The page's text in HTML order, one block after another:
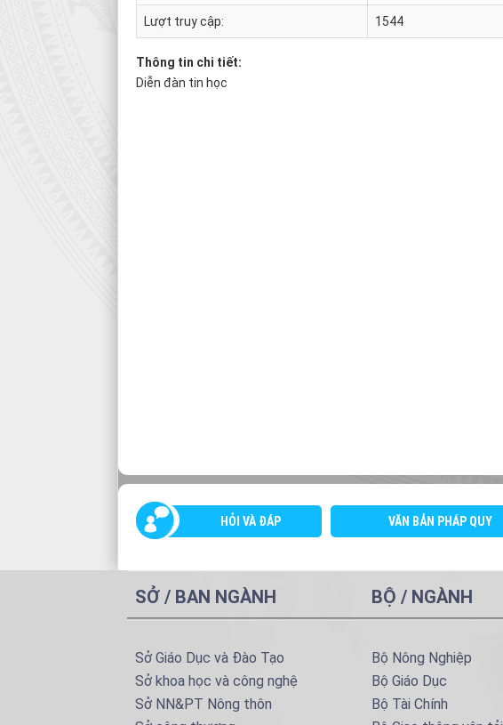
Lượt truy cập: 1544
Thông tin chi tiết:
Diễn đàn tin học
HỎI VÀ ĐÁP VĂN BẢN PHÁP QUY
SỞ / BAN NGÀNH
Sở Giáo Dục và Đào Tạo
Sở khoa học và công nghệ
Sở NN&PT Nông thôn
BỘ / NGÀNH
Bộ Nông Nghiệp
Bộ Giáo Dục
Bộ Tài Chính